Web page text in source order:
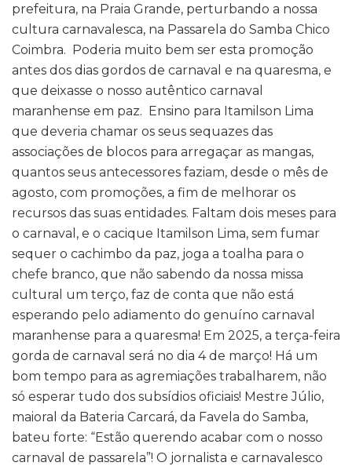
prefeitura, na Praia Grande, perturbando a nossa
cultura carnavalesca, na Passarela do Samba Chico
Coimbra. Poderia muito bem ser esta promoção
antes dos dias gordos de carnaval e na quaresma, e
que deixasse o nosso autêntico carnaval
maranhense em paz. Ensino para Itamilson Lima
que deveria chamar os seus sequazes das
associações de blocos para arregaçar as mangas,
quantos seus antecessores faziam, desde o mês de
agosto, com promoções, a fim de melhorar os
recursos das suas entidades. Faltam dois meses para
o carnaval, e o cacique Itamilson Lima, sem fumar
sequer o cachimbo da paz, joga a toalha para o
chefe branco, que não sabendo da nossa missa
cultural um terço, faz de conta que não está
esperando pelo adiamento do genuíno carnaval
maranhense para a quaresma! Em 2025, a terça-feira
gorda de carnaval será no dia 4 de março! Há um
bom tempo para as agremiações trabalharem, não
só esperar tudo dos subsídios oficiais! Mestre Júlio,
maioral da Bateria Carcará, da Favela do Samba,
bateu forte: “Estão querendo acabar com o nosso
carnaval de passarela”! O jornalista e carnavalesco